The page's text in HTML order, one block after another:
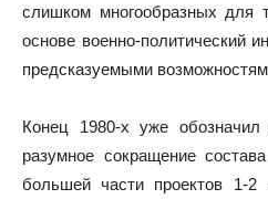
слишком многообразных для
основе военно-политический
предсказуемыми
Конец 1980-х уже
разумное сокращение
большей части проектов 1-